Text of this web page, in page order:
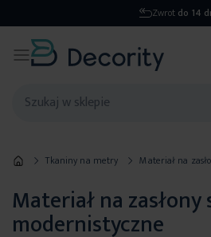
Zwrot do 14
Tkaniny na metry Materiał na
Materiał na
modernistyczne